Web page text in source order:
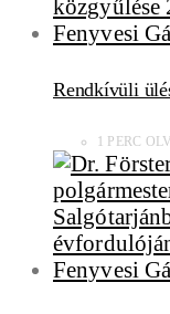
Rendkívüli
1 PERC